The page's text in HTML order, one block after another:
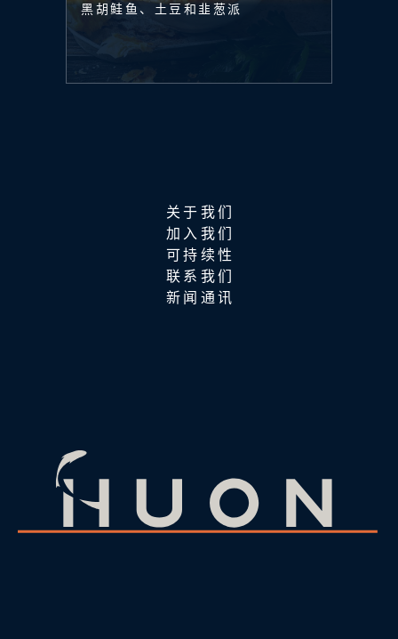
黑胡鲑鱼、土豆和韭葱派
关于我们
加入我们
可持续性
联系我们
新闻通讯